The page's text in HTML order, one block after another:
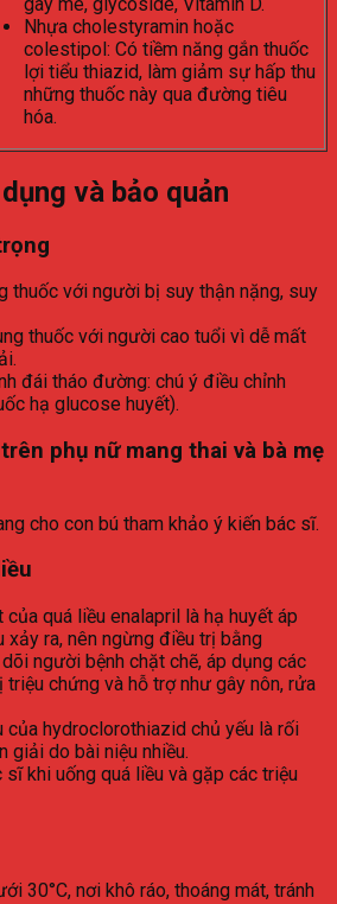
Nhựa cholestyramin hoặc
colestipol: Có tiềm năng gắn thuốc
lợi tiểu thiazid, làm giảm sự hấp thu
những thuốc này qua đường tiêu
hóa.
và bảo quản
thuốc với người bị suy thận nặng, suy
thuốc với người cao tuổi vì dễ mất
đái tháo đường: chú ý điều chỉnh
hạ glucose huyết).
phụ nữ mang thai và bà mẹ
cho con bú tham khảo ý kiến bác sĩ.
quá liều enalapril là hạ huyết áp
xảy ra, nên ngừng điều trị bằng
người bệnh chặt chẽ, áp dụng các
triệu chứng và hỗ trợ như gây nôn, rửa
của hydroclorothiazid chủ yếu là rối
giải do bài niệu nhiều.
sĩ khi uống quá liều và gặp các triệu
30°C, nơi khô ráo, thoáng mát, tránh